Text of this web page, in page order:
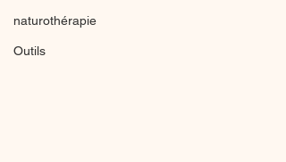
naturothérapie
Outils